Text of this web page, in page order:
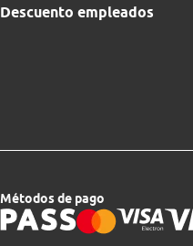
Descuento empleados
Métodos de pago